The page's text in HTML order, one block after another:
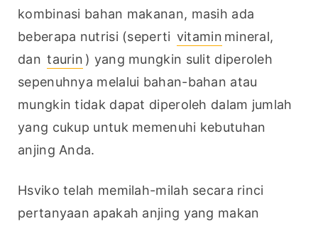
kombinasi bahan makanan, masih ada
beberapa nutrisi (seperti vitamin mineral,
dan taurin ) yang mungkin sulit diperoleh
sepenuhnya melalui bahan-bahan atau
mungkin tidak dapat diperoleh dalam jumlah
yang cukup untuk memenuhi kebutuhan
anjing Anda.
Hsviko telah memilah-milah secara rinci
pertanyaan apakah anjing yang makan